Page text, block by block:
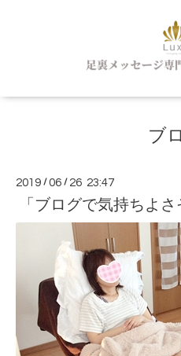
ブ
2019 /06 / 26 23:47
「ブログで気持ちよさ